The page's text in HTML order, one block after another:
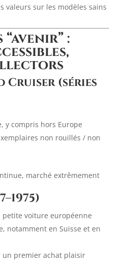
valeurs sur les modèles sains
:
Cruiser (séries
y compris hors Europe
non rouillés / non
marché extrêmement
petite voiture européenne
notamment en Suisse et en
un premier achat plaisir